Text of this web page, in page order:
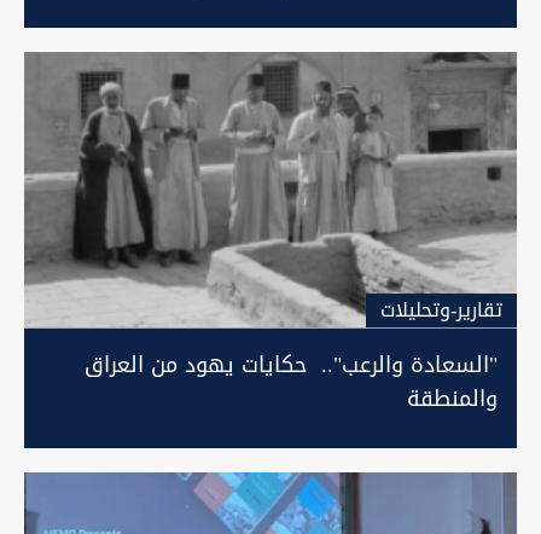
تقارير-وتحليلات
"السعادة والرعب".. حكايات يهود من العراق
والمنطقة